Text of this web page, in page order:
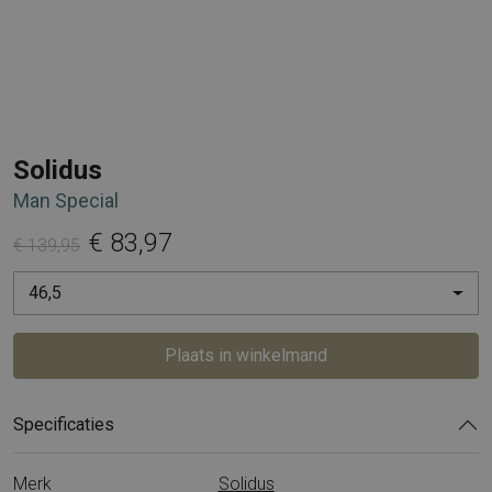
Solidus
Man Special
€ 139,95 € 83,97
46,5
Plaats in winkelmand
Specificaties
Merk
Solidus